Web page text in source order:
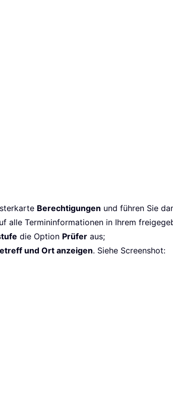
Berechtigungen und führen Sie
alle Termininformationen in Ihrem
die Option Prüfer aus;
und Ort anzeigen. Siehe Screenshot: